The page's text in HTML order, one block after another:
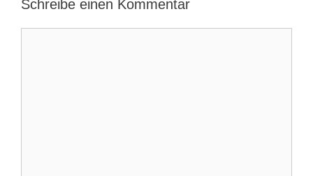
Schreibe einen Kommentar